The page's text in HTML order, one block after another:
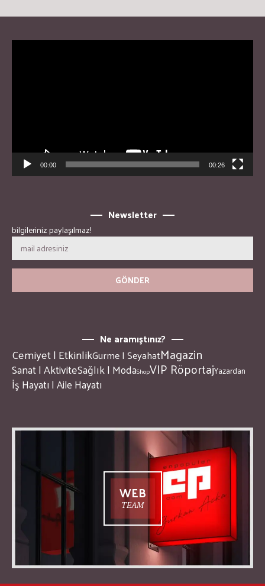
00:00 00:26
Newsletter
bilgileriniz paylaşılmaz!
Ne aramıştınız?
Cemiyet | EtkinlikGurme | SeyahatMagazin
Sanat | AktiviteSağlık | ModaShopVIP RöportajYazardan
İş Hayatı | Aile Hayatı
WEB
TEAM